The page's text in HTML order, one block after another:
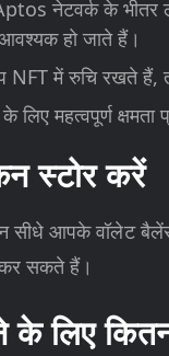
नेटवर्क के भीतर
हो जाते हैं।
NFT में रुचि रखते हैं,
महत्वपूर्ण क्षमता
स्टोर करें
सीधे आपके वॉलेट
कर सकते हैं।
लिए